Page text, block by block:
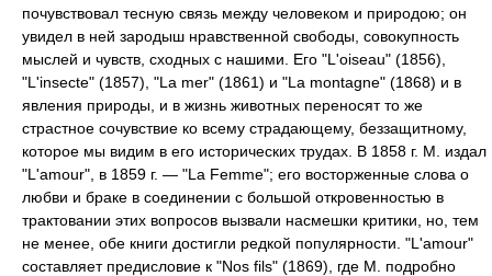
почувствовал тесную связь между человеком и природою; он
увидел в ней зародыш нравственной свободы, совокупность
мыслей и чувств, сходных с нашими. Его "L'oiseau" (1856),
"L'insecte" (1857), "La mer" (1861) и "La montagne" (1868) и в
явления природы, и в жизнь животных переносят то же
страстное сочувствие ко всему страдающему, беззащитному,
которое мы видим в его исторических трудах. В 1858 г. М. издал
"L'amour", в 1859 г. — "La Femme"; его восторженные слова о
любви и браке в соединении с большой откровенностью в
трактовании этих вопросов вызвали насмешки критики, но, тем
не менее, обе книги достигли редкой популярности. "L'amour"
составляет предисловие к "Nos fils" (1869), где М. подробно